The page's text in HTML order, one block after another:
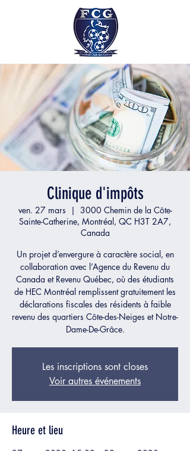
Clinique d'impôts
ven. 27 mars
  |
3000 Chemin de la Côte-
Sainte-Catherine, Montréal, QC H3T 2A7,
Canada
Un projet d’envergure à caractère social, en
collaboration avec l’Agence du Revenu du
Canada et Revenu Québec, où des étudiants
de HEC Montréal remplissent gratuitement les
déclarations fiscales des résidents à faible
revenu des quartiers Côte-des-Neiges et Notre-
Dame-De-Grâce.
Les inscriptions sont closes
Voir autres événements
Heure et lieu